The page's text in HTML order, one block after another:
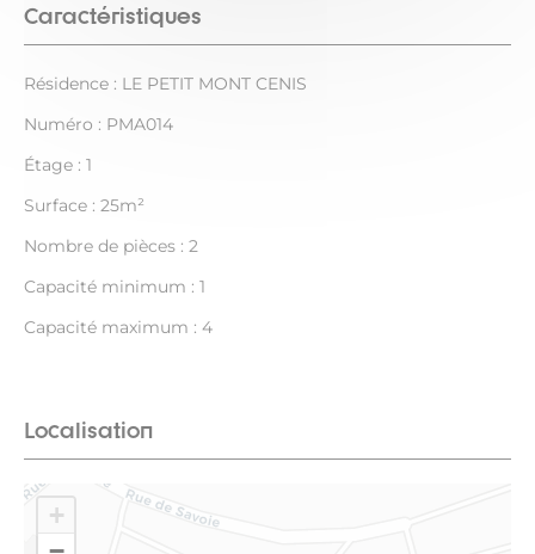
Caractéristiques
Résidence : LE PETIT MONT CENIS
Numéro : PMA014
Étage : 1
Surface : 25m²
Nombre de pièces : 2
Capacité minimum : 1
Capacité maximum : 4
Localisation
+